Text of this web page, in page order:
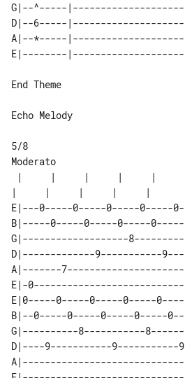
G|--^-----
D|--6-----
A|--*-----
End Theme
Echo Melody
5/8
Moderato
E|---0-----0-----0-----0-----
B|-----0-----0-----0-----
G|-------------------
D|-------------9-----------
A|-------
E|-
E|0-----0-----0-----0-----
B|--0-----0-----0-----0-----
G|----------8-----------
D|----9-----------9-----------